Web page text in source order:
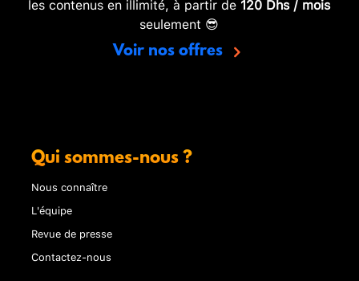
seulement 😎
Voir nos offres
Qui sommes-nous ?
Nous connaître
L'équipe
Revue de presse
Contactez-nous